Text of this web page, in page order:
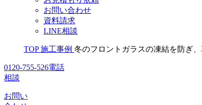
お問い合わせ
資料請求
LINE相談
TOP 施工事例 冬のフロントガラスの凍結を防ぎ
0120-755-526電話
相談
お問い